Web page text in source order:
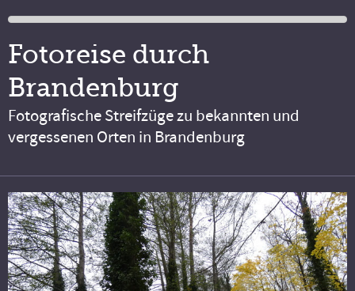
Fotoreise durch
Brandenburg
Fotografische Streifzüge zu bekannten und
vergessenen Orten in Brandenburg